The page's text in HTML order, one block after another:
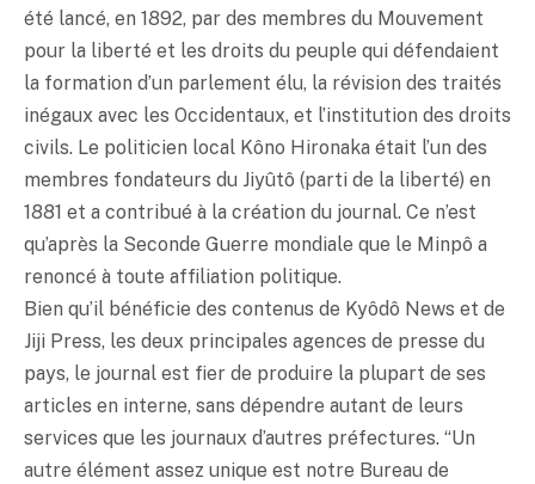
été lancé, en 1892, par des membres du Mouvement
pour la liberté et les droits du peuple qui défendaient
la formation d’un parlement élu, la révision des traités
inégaux avec les Occidentaux, et l’institution des droits
civils. Le politicien local Kôno Hironaka était l’un des
membres fondateurs du Jiyûtô (parti de la liberté) en
1881 et a contribué à la création du journal. Ce n’est
qu’après la Seconde Guerre mondiale que le Minpô a
renoncé à toute affiliation politique.
Bien qu’il bénéficie des contenus de Kyôdô News et de
Jiji Press, les deux principales agences de presse du
pays, le journal est fier de produire la plupart de ses
articles en interne, sans dépendre autant de leurs
services que les journaux d’autres préfectures. “Un
autre élément assez unique est notre Bureau de